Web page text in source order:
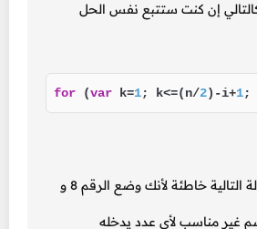
إن كنت ستتبع نفس الحل
for (var k=1; k<=(n/2)-i+1;
الخطأ الثاني: المعادلة التالية خاطئة لأنك وضع الرقم 8 و
غير مناسب لأي عدد يدخله